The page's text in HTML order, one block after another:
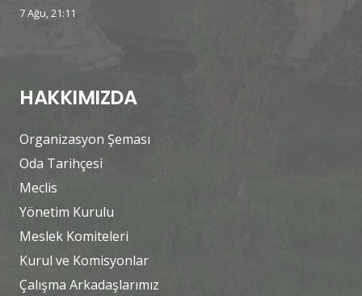
7 Ağu, 21:11
HAKKIMIZDA
Organizasyon Şeması
Oda Tarihçesi
Meclis
Yönetim Kurulu
Meslek Komiteleri
Kurul ve Komisyonlar
Çalışma Arkadaşlarımız